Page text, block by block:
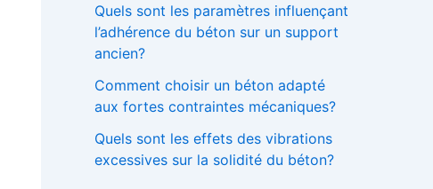
Quels sont les paramètres influençant
l’adhérence du béton sur un support
ancien?
Comment choisir un béton adapté
aux fortes contraintes mécaniques?
Quels sont les effets des vibrations
excessives sur la solidité du béton?